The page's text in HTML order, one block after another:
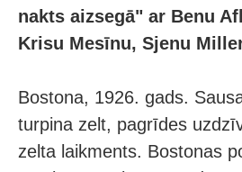
nakts aizsegā" ar Benu
Krisu Mesīnu, Sjenu
Bostona, 1926. gads.
turpina zelt, pagrīdes
zelta laikments. Bostonas